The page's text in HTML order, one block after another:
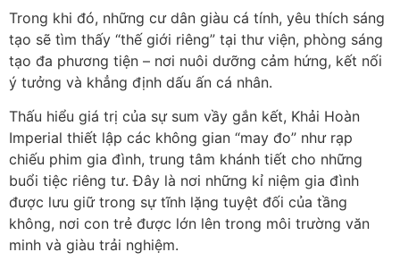
Trong khi đó, những cư dân giàu cá tính, yêu thích sáng
tạo sẽ tìm thấy “thế giới riêng” tại thư viện, phòng sáng
tạo đa phương tiện – nơi nuôi dưỡng cảm hứng, kết nối
ý tưởng và khẳng định dấu ấn cá nhân.
Thấu hiểu giá trị của sự sum vầy gắn kết, Khải Hoàn
Imperial thiết lập các không gian “may đo” như rạp
chiếu phim gia đình, trung tâm khánh tiết cho những
buổi tiệc riêng tư. Đây là nơi những kỉ niệm gia đình
được lưu giữ trong sự tĩnh lặng tuyệt đối của tầng
không, nơi con trẻ được lớn lên trong môi trường văn
minh và giàu trải nghiệm.